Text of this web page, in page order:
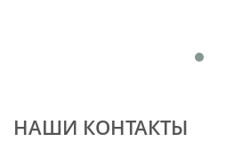
НАШИ КОНТАКТЫ